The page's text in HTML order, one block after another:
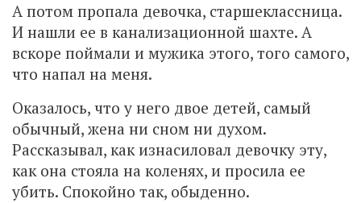
А потом пропала девочка, старшеклассница.
И нашли ее в канализационной шахте. А
вскоре поймали и мужика этого, того самого,
что напал на меня.
Оказалось, что у него двое детей, самый
обычный, жена ни сном ни духом.
Рассказывал, как изнасиловал девочку эту,
как она стояла на коленях, и просила ее
убить. Спокойно так, обыденно.